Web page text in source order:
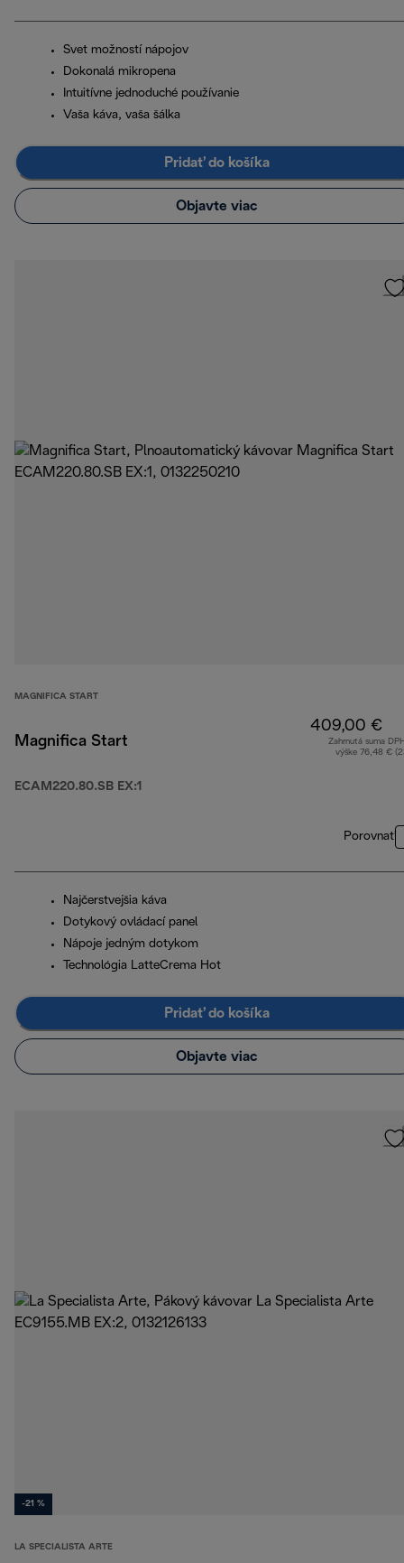
Svet možností nápojov
Dokonalá mikropena
Intuitívne jednoduché používanie
Vaša káva, vaša šálka
Pridať do košíka
Objavte viac
MAGNIFICA START
Magnifica Start
ECAM220.80.SB EX:1
409,00 €
Zahrnutá suma
výške 76,48 €
Porovnať
Najčerstvejšia káva
Dotykový ovládací panel
Nápoje jedným dotykom
Technológia LatteCrema Hot
Pridať do košíka
Objavte viac
-21 %
LA SPECIALISTA ARTE